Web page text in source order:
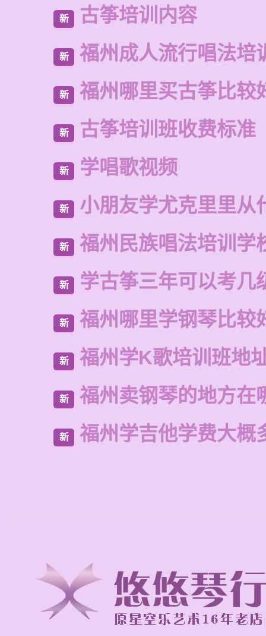
新 古筝培训内容
新 福州成人流行唱法培
新 福州哪里买古筝比较
新 古筝培训班收费标准
新 学唱歌视频
新 小朋友学尤克里里从
新 福州民族唱法培训学
新 学古筝三年可以考几
新 福州哪里学钢琴比较
新 福州学K歌培训班地
新 福州卖钢琴的地方在
新 福州学吉他学费大概